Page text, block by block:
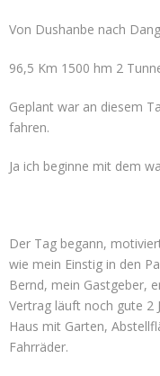
Von Dushanbe nach
96,5 Km 1500 hm 2
Geplant war an diesem
fahren.
Ja ich beginne mit dem
Der Tag begann,
wie mein Einstig in den
Bernd, mein Gastgeber,
Vertrag läuft noch gute 2
Haus mit Garten,
Fahrräder.